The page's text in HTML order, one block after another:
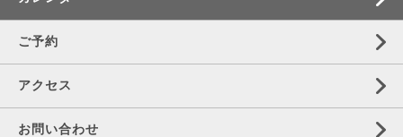
ご予約
アクセス
お問い合わせ